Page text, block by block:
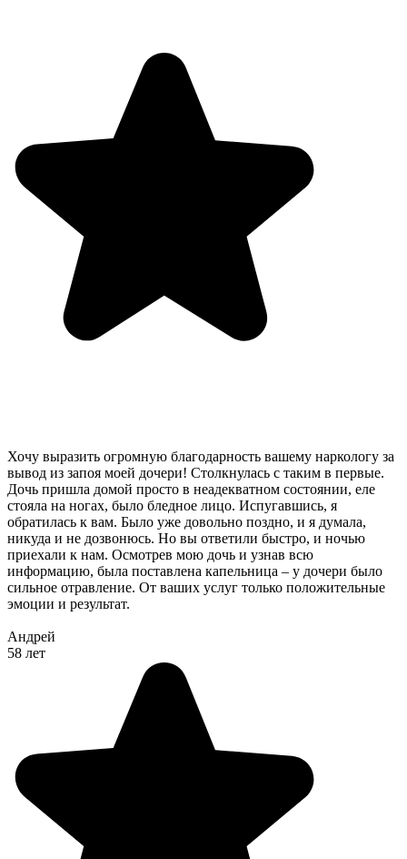
Хочу выразить огромную благодарность вашему наркологу за
вывод из запоя моей дочери! Столкнулась с таким в первые.
Дочь пришла домой просто в неадекватном состоянии, еле
стояла на ногах, было бледное лицо. Испугавшись, я
обратилась к вам. Было уже довольно поздно, и я думала,
никуда и не дозвонюсь. Но вы ответили быстро, и ночью
приехали к нам. Осмотрев мою дочь и узнав всю
информацию, была поставлена капельница – у дочери было
сильное отравление. От ваших услуг только положительные
эмоции и результат.
Андрей
58 лет